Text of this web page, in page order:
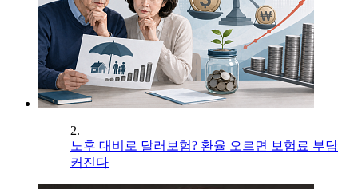
2.
노후 대비로 달러보험? 환율 오르면 보험료 부담
커진다